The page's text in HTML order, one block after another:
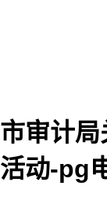
市审计
活动-pg